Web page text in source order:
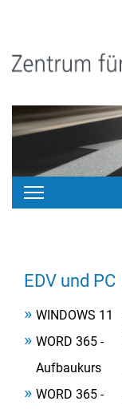
EDV und PC
WINDOWS 11
WORD 365 -
Aufbaukurs
WORD 365 -